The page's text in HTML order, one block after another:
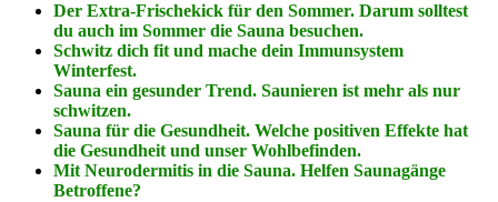
Der Extra-Frischekick für den Sommer. Darum solltest
du auch im Sommer die Sauna besuchen.
Schwitz dich fit und mache dein Immunsystem
Winterfest.
Sauna ein gesunder Trend. Saunieren ist mehr als nur
schwitzen.
Sauna für die Gesundheit. Welche positiven Effekte hat
die Gesundheit und unser Wohlbefinden.
Mit Neurodermitis in die Sauna. Helfen Saunagänge
Betroffene?